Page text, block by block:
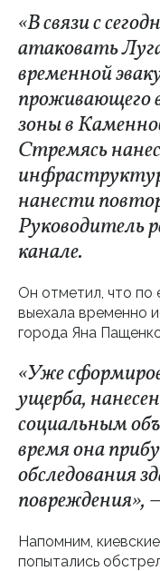
«В связи с
атаковать
временной
проживающего
зоны в
Стремясь
нанести
Руководитель
канале.
Он отметил, что по
выехала временно
города Яна
«Уже
ущерба,
социальным
время она
обследования
повреждения»,
Напомним,
попытались